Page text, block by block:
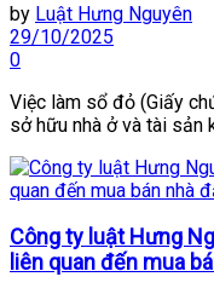
by Luật Hưng Nguyên
29/10/2025
0
Việc làm sổ đỏ (Giấy
sở hữu nhà ở và tài sản
Công ty luật Hưng
liên quan đến mua